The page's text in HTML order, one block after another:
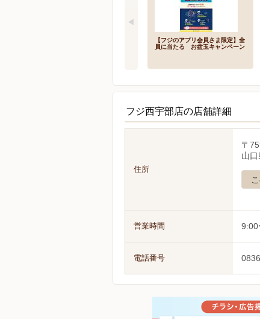
【フジのアプリ会員さま限定】全
員に当たる お盆玉キャンペーン
フジ西宇部店の店舗詳細
住所
〒
山
営業時間 9:00
電話番号